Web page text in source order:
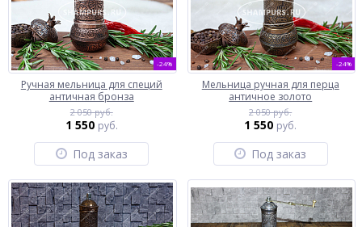
-24%
Ручная мельница для специй
античная бронза
2 050 руб.
1 550 руб.
Под заказ
-24%
Мельница ручная для перца
античное золото
2 050 руб.
1 550 руб.
Под заказ